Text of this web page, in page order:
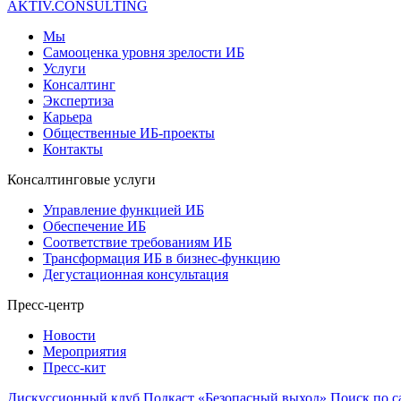
AKTIV.CONSULTING
Мы
Самооценка уровня зрелости ИБ
Услуги
Консалтинг
Экспертиза
Карьера
Общественные ИБ-проекты
Контакты
Консалтинговые услуги
Управление функцией ИБ
Обеспечение ИБ
Соответствие требованиям ИБ
Трансформация ИБ в бизнес-функцию
Дегустационная консультация
Пресс-центр
Новости
Мероприятия
Пресс-кит
Дискуссионный клуб Подкаст «Безопасный выход» Поиск по